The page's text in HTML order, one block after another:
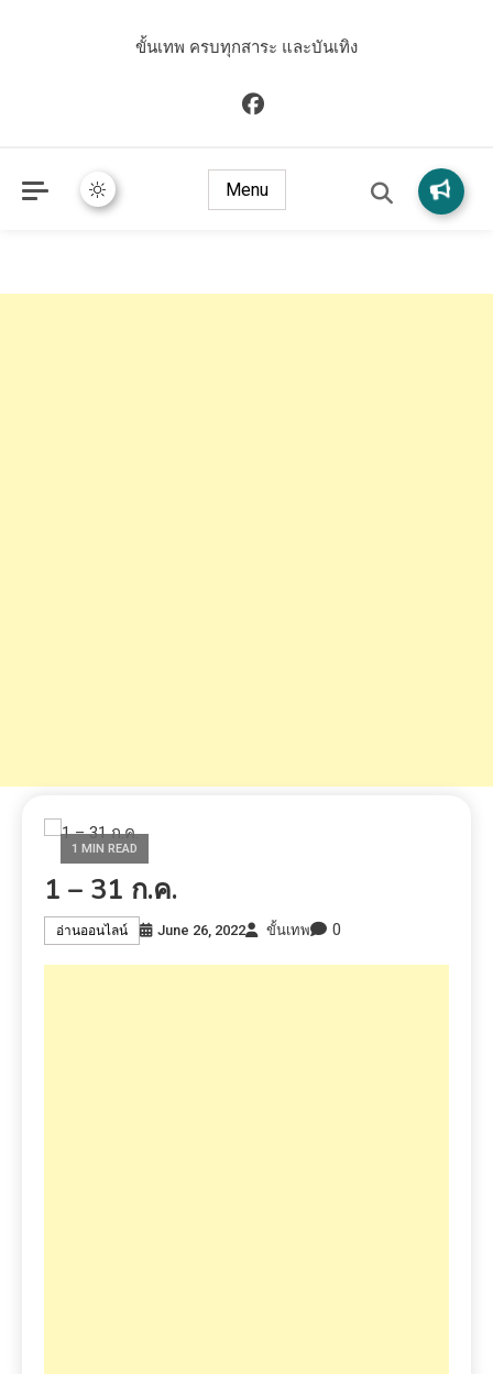
ขั้นเทพ ครบทุกสาระ และบันเทิง
Menu
1 MIN READ
1 – 31 ก.ค.
อ่านออนไลน์ June 26, 2022 ขั้นเทพ 0